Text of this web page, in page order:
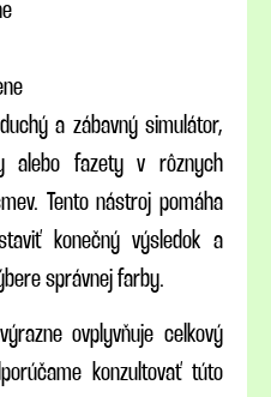
a zábavný simulátor,
alebo fazety v rôznych
Tento nástroj pomáha
konečný výsledok a
správnej farby.
ovplyvňuje celkový
konzultovať túto